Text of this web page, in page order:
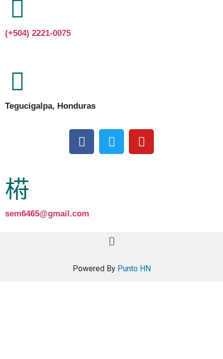
(+504) 2221-0075
Tegucigalpa, Honduras
sem6465@gmail.com
Powered By Punto HN